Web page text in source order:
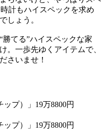
計もハイスペックを求め
しょう。
てる”ハイスペックな家
。一歩先ゆくアイテムで、
さいませ！